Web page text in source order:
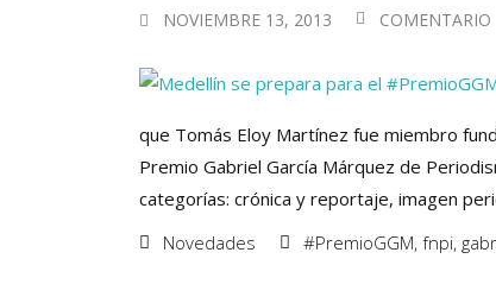
NOVIEMBRE 13, 2013 COMENTARIO
que Tomás Eloy Martínez fue miembro
Premio Gabriel García Márquez de
categorías: crónica y reportaje, imagen
Novedades
#PremioGGM, fnpi,